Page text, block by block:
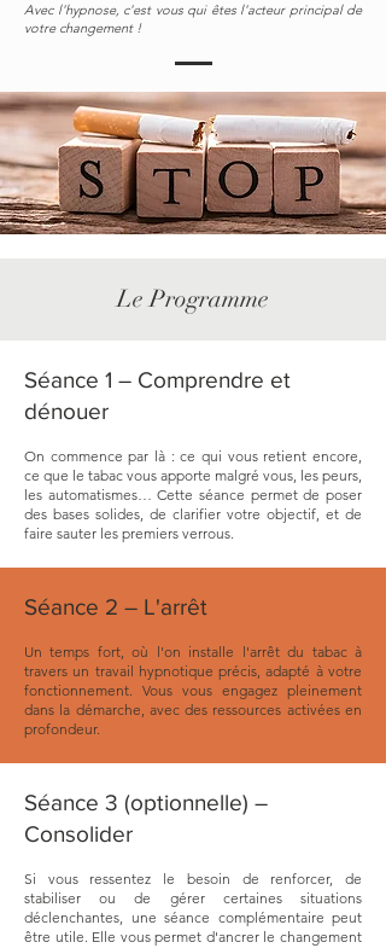
Avec l'hypnose, c'est vous qui êtes l'acteur principal de
votre changement !
Le Programme
Séance 1 – Comprendre et
dénouer
On commence par là : ce qui vous retient encore,
ce que le tabac vous apporte malgré vous, les peurs,
les automatismes… Cette séance permet de poser
des bases solides, de clarifier votre objectif, et de
faire sauter les premiers verrous.
Séance 2 – L'arrêt
Un temps fort, où l'on installe l'arrêt du tabac à
travers un travail hypnotique précis, adapté à votre
fonctionnement. Vous vous engagez pleinement
dans la démarche, avec des ressources activées en
profondeur.
Séance 3 (optionnelle) –
Consolider
Si vous ressentez le besoin de renforcer, de
stabiliser ou de gérer certaines situations
déclenchantes, une séance complémentaire peut
être utile. Elle vous permet d'ancrer le changement